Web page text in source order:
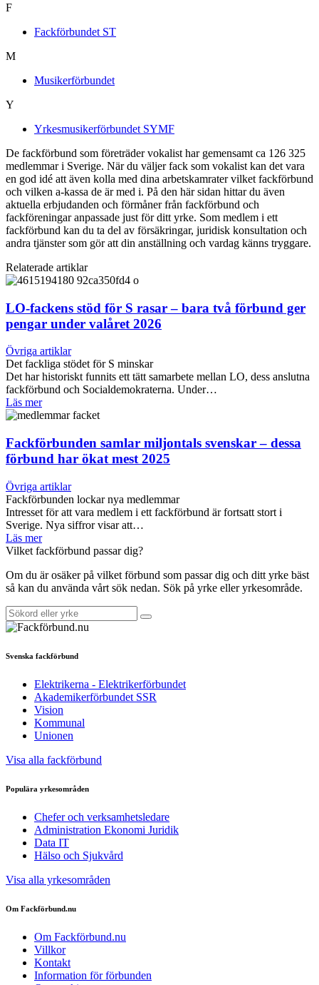
F
Fackförbundet ST
M
Musikerförbundet
Y
Yrkesmusikerförbundet SYMF
De fackförbund som företräder vokalist har gemensamt ca 126 325
medlemmar i Sverige. När du väljer fack som vokalist kan det vara
en god idé att även kolla med dina arbetskamrater vilket fackförbund
och vilken a-kassa de är med i. På den här sidan hittar du även
aktuella erbjudanden och förmåner från fackförbund och
fackföreningar anpassade just för ditt yrke. Som medlem i ett
fackförbund kan du ta del av försäkringar, juridisk konsultation och
andra tjänster som gör att din anställning och vardag känns tryggare.
Relaterade artiklar
LO-fackens stöd för S rasar – bara två förbund ger
pengar under valåret 2026
Övriga artiklar
Det fackliga stödet för S minskar
Det har historiskt funnits ett tätt samarbete mellan LO, dess anslutna
fackförbund och Socialdemokraterna. Under…
Läs mer
Fackförbunden samlar miljontals svenskar – dessa
förbund har ökat mest 2025
Övriga artiklar
Fackförbunden lockar nya medlemmar
Intresset för att vara medlem i ett fackförbund är fortsatt stort i
Sverige. Nya siffror visar att…
Läs mer
Vilket fackförbund passar dig?
Om du är osäker på vilket förbund som passar dig och ditt yrke bäst
så kan du använda vårt sök nedan. Sök på yrke eller yrkesområde.
Svenska fackförbund
Elektrikerna - Elektrikerförbundet
Akademikerförbundet SSR
Vision
Kommunal
Unionen
Visa alla fackförbund
Populära yrkesområden
Chefer och verksamhetsledare
Administration Ekonomi Juridik
Data IT
Hälso och Sjukvård
Visa alla yrkesområden
Om Fackförbund.nu
Om Fackförbund.nu
Villkor
Kontakt
Information för förbunden